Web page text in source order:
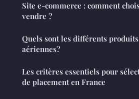
Site e-commerce : comment
vendre ?
Quels sont les différents
aériennes?
Les critères essentiels pour
de placement en France